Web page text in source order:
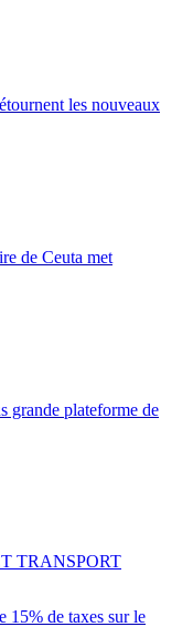
les nouveaux
de Ceuta met
grande plateforme de
15% de taxes sur le
TRANSPORT